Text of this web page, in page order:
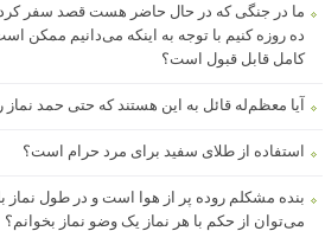
ما در جنگی که در حال حاضر هست قصد سفر
ده روزه کنیم با توجه به اینکه می‌دانیم ممکن
کامل قابل قبول است؟
آیا معظم‌له قائل به این هستند که حتی حمد
استفاده از طلای سفید برای مرد حرام است؟
می‌توان از حکم با هر نماز یک وضو نماز بخوانم؟